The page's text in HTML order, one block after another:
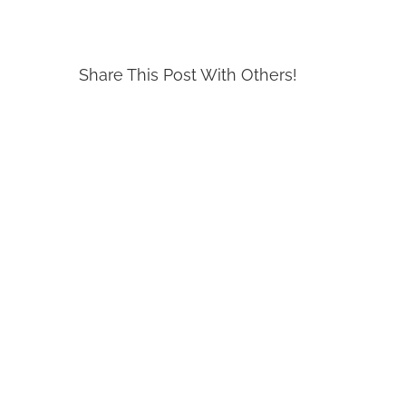
Share This Post With Others!